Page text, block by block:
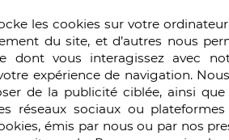
leurs zones d’influence et leurs
se trouver simultanément
technique et militaire)
les cookies sur votre
du site, et d’autres nous
dont vous interagissez avec
expérience de navigation.
de la publicité ciblée, ainsi
réseaux sociaux ou
émis par nous ou par nos